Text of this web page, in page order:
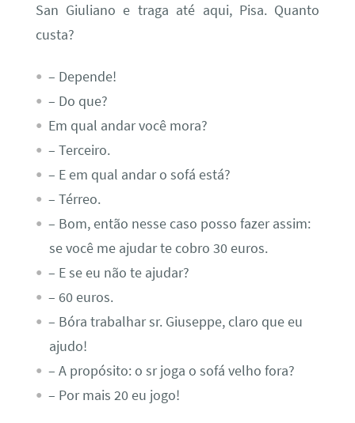
San Giuliano e traga até aqui, Pisa. Quanto
custa?
– Depende!
– Do que?
Em qual andar você mora?
– Terceiro.
– E em qual andar o sofá está?
– Térreo.
– Bom, então nesse caso posso fazer assim:
se você me ajudar te cobro 30 euros.
– E se eu não te ajudar?
– 60 euros.
– Bóra trabalhar sr. Giuseppe, claro que eu
ajudo!
– A propósito: o sr joga o sofá velho fora?
– Por mais 20 eu jogo!